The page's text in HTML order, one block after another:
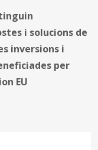
i solucions de
inversions i
per
EU